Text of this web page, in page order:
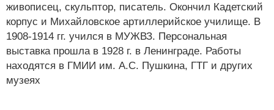
живописец, скульптор, писатель. Окончил Кадетский
корпус и Михайловское артиллерийское училище. В
1908-1914 гг. учился в МУЖВЗ. Персональная
выставка прошла в 1928 г. в Ленинграде. Работы
находятся в ГМИИ им. А.С. Пушкина, ГТГ и других
музеях